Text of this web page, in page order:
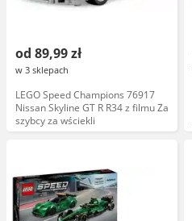
od 89,99 zł
w 3 sklepach
LEGO Speed Champions 76917
Nissan Skyline GT R R34 z filmu Za
szybcy za wściekli